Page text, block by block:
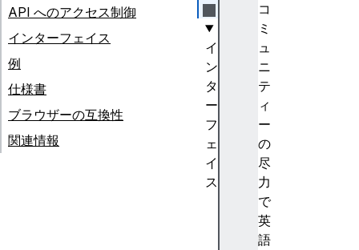
コ
ミ
ュ
ニ
テ
ィ
ー
の
尽
力
で
英
語
API へのアクセス制御
インターフェイス
例
仕様書
ブラウザーの互換性
関連情報
イ
ン
タ
ー
フ
ェ
イ
ス